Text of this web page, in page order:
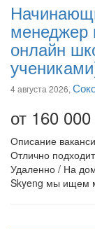
менеджер
онлайн
4 августа 2026,
от 160
Описание
Отлично
Удаленно / На
Skyeng мы ищем